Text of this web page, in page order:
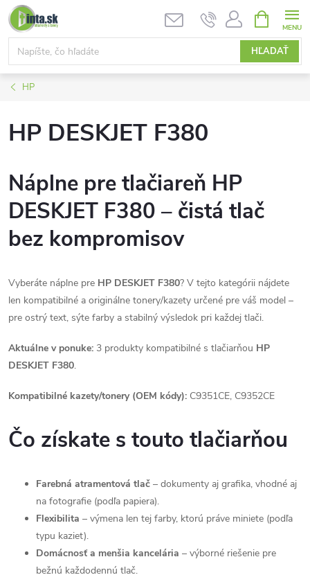
Prejsť
na
obsah
HĽADAŤ
KOŠÍK
HP
HP DESKJET F380
Náplne pre tlačiareň HP
DESKJET F380 – čistá tlač
bez kompromisov
Vyberáte náplne pre HP DESKJET F380? V tejto kategórii nájdete
len kompatibilné a originálne tonery/kazety určené pre váš model –
pre ostrý text, sýte farby a stabilný výsledok pri každej tlači.
Aktuálne v ponuke: 3 produkty kompatibilné s tlačiarňou HP
DESKJET F380.
Kompatibilné kazety/tonery (OEM kódy): C9351CE, C9352CE
Čo získate s touto tlačiarňou
Farebná atramentová tlač – dokumenty aj grafika, vhodné aj
na fotografie (podľa papiera).
Flexibilita – výmena len tej farby, ktorú práve miniete (podľa
typu kaziet).
Domácnosť a menšia kancelária – výborné riešenie pre
bežnú každodennú tlač.